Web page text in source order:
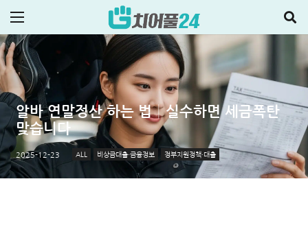
알바 연말정산 하는 법│실수하면 세금폭탄
맞습니다
2025-12-23 ALL 비상금대출·금융정보 정부지원정책·대출